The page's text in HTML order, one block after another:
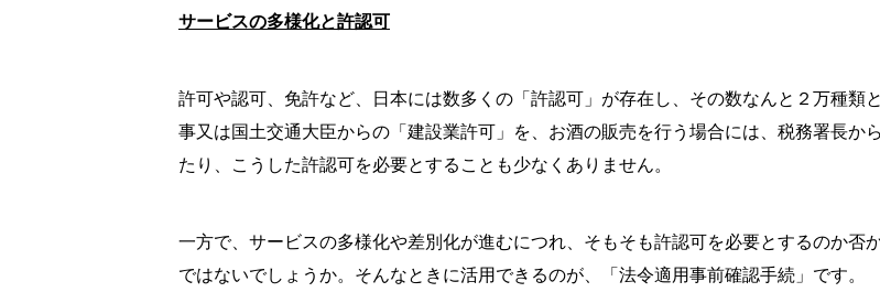
サービスの多様化と許認可
許可や認可、免許など、日本には数多くの「許認可」が存在し、その数なんと２万種類
事又は国土交通大臣からの「建設業許可」を、お酒の販売を行う場合には、税務署長か
たり、こうした許認可を必要とすることも少なくありません。
一方で、サービスの多様化や差別化が進むにつれ、そもそも許認可を必要とするのか否
ではないでしょうか。そんなときに活用できるのが、「法令適用事前確認手続」です。